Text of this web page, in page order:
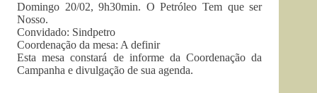
Domingo 20/02, 9h30min. O Petróleo Tem que ser
Nosso.
Convidado: Sindpetro
Coordenação da mesa: A definir
Esta mesa constará de informe da Coordenação da
Campanha e divulgação de sua agenda.